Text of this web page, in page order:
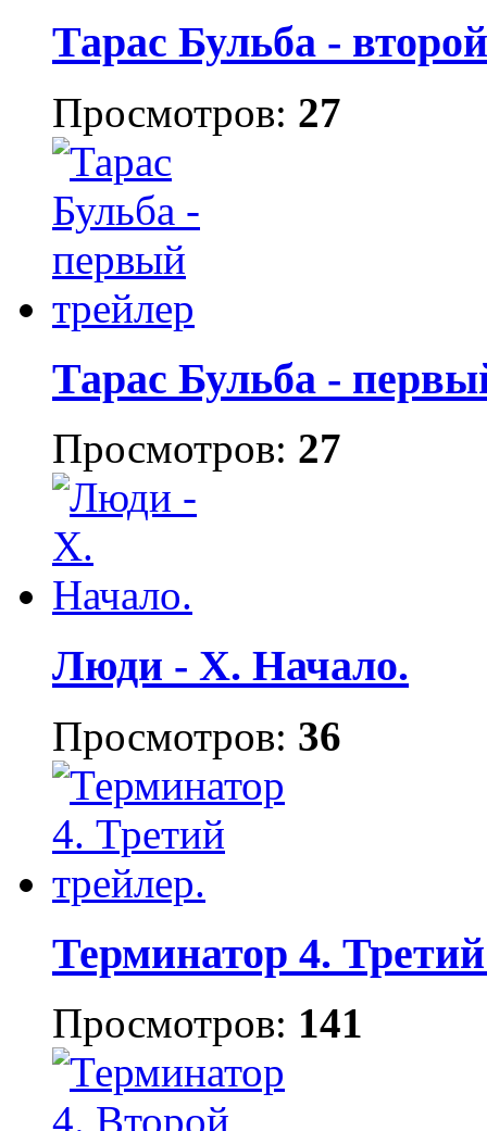
Тарас Бульба -
Просмотров: 27
Тарас Бульба -
Просмотров: 27
Люди - Х. Начало.
Просмотров: 36
Терминатор 4.
Просмотров: 141